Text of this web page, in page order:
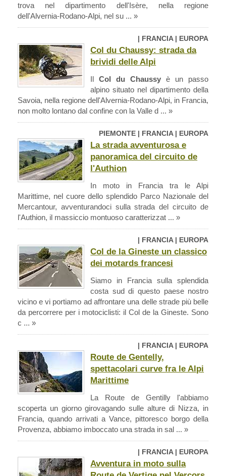
trova nel dipartimento dell'Isère, nella regione
dell'Alvernia-Rodano-Alpi, nel su ... »
| FRANCIA | EUROPA
Col du Chaussy: strada da
brividi delle Alpi
IlCol du Chaussy è un passo
alpino situato nel dipartimento della
Savoia, nella regione dell'Alvernia-Rodano-Alpi, in Francia,
non molto lontano dal confine con la Valle d ... »
PIEMONTE | FRANCIA | EUROPA
La strada avventurosa e
panoramica del circuito de
l'Authion
In moto in Francia tra le Alpi
Marittime, nel cuore dello splendido Parco Nazionale del
Mercantour, avventurandoci sulla strada del circuito de
l'Authion, il massiccio montuoso caratterizzat ... »
| FRANCIA | EUROPA
Col de la Gineste un classico
dei motards francesi
Siamo in Francia sulla splendida
costa sud di questo paese nostro
vicino e vi portiamo ad affrontare una delle strade più belle
da percorrere per i motociclisti: il Col de la Gineste. Sono
c ... »
| FRANCIA | EUROPA
Route de Gentelly,
spettacolari curve fra le Alpi
Marittime
La Route de Gentilly l'abbiamo
scoperta un giorno girovagando sulle alture di Nizza, in
Francia, quando arrivati a Vance, pittoresco borgo della
Provenza, abbiamo imboccato una strada in sal ... »
| FRANCIA | EUROPA
Avventura in moto sulla